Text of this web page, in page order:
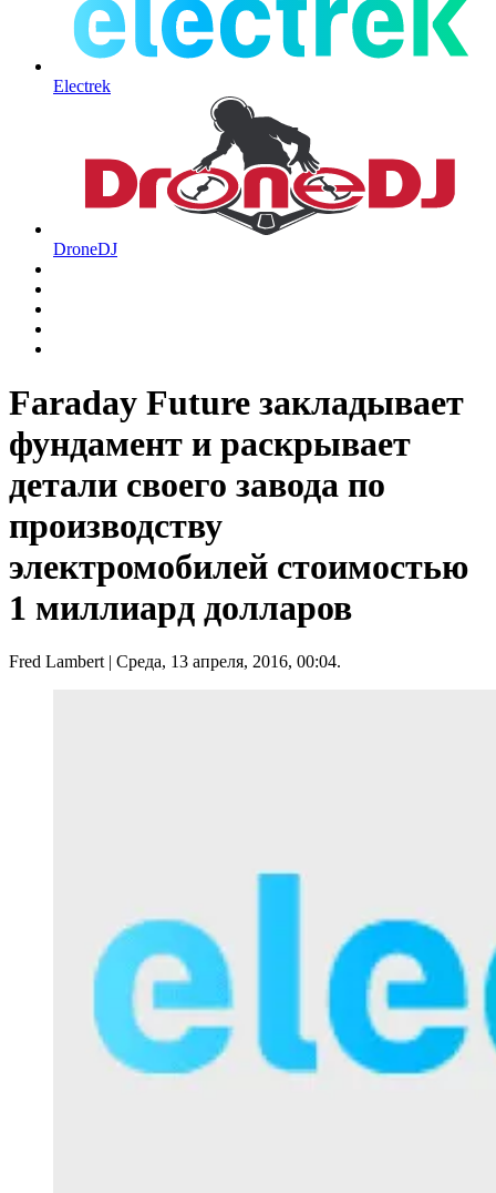
Electrek
DroneDJ
Faraday Future закладывает
фундамент и раскрывает
детали своего завода по
производству
электромобилей стоимостью
1 миллиард долларов
Fred Lambert| Среда, 13 апреля, 2016, 00:04.